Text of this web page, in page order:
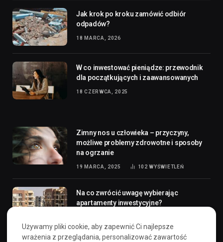
Jak krok po kroku zamówić odbiór
odpadów?
18 MARCA, 2026
W co inwestować pieniądze: przewodnik
dla początkujących i zaawansowanych
18 CZERWCA, 2025
Zimny nos u człowieka – przyczyny,
możliwe problemy zdrowotne i sposoby
na ogrzanie
19 MARCA, 2025 102WYŚWIETLEŃ
Na co zwrócić uwagę wybierając
apartamenty inwestycyjne?
Używamy pliki cookie, aby zapewnić Ci najlepsze
wrażenia z przeglądania, personalizować zawartość